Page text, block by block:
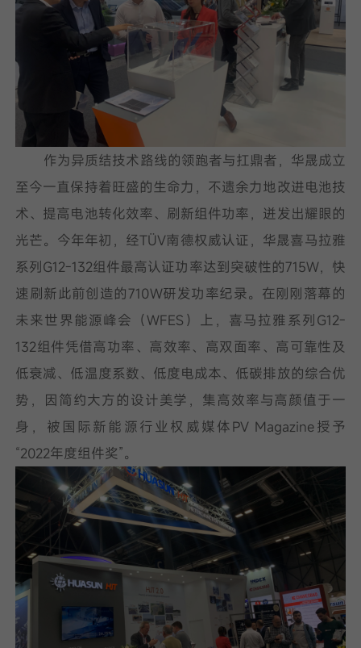
作为异质结技术路线的领跑者与扛鼎者，华晟成立
至今一直保持着旺盛的生命力，不遗余力地改进电池技
术、提高电池转化效率、刷新组件功率，迸发出耀眼的
光芒。今年年初，经TÜV南德权威认证，华晟喜马拉雅
系列G12-132组件最高认证功率达到突破性的715W，快
速刷新此前创造的710W研发功率纪录。在刚刚落幕的
未来世界能源峰会（WFES）上，喜马拉雅系列G12-
132组件凭借高功率、高效率、高双面率、高可靠性及
低衰减、低温度系数、低度电成本、低碳排放的综合优
势，因简约大方的设计美学，集高效率与高颜值于一
身，被国际新能源行业权威媒体PV Magazine授予
“2022年度组件奖”。